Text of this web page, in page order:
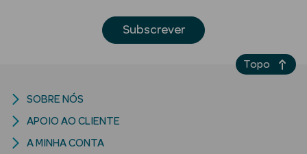
Solares para
Lábios
Protetores
Subscrever
SOBRE NÓS
APOIO AO CLIENTE
A MINHA CONTA
Topo